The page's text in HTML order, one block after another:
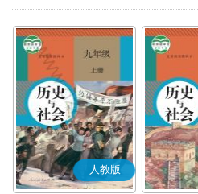
版)
人教版